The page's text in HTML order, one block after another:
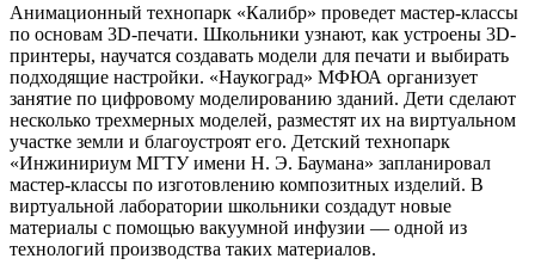
Анимационный технопарк «Калибр» проведет мастер-классы
по основам 3D-печати. Школьники узнают, как устроены 3D-
принтеры, научатся создавать модели для печати и выбирать
подходящие настройки. «Наукоград» МФЮА организует
занятие по цифровому моделированию зданий. Дети сделают
несколько трехмерных моделей, разместят их на виртуальном
участке земли и благоустроят его. Детский технопарк
«Инжинириум МГТУ имени Н. Э. Баумана» запланировал
мастер-классы по изготовлению композитных изделий. В
виртуальной лаборатории школьники создадут новые
материалы с помощью вакуумной инфузии — одной из
технологий производства таких материалов.